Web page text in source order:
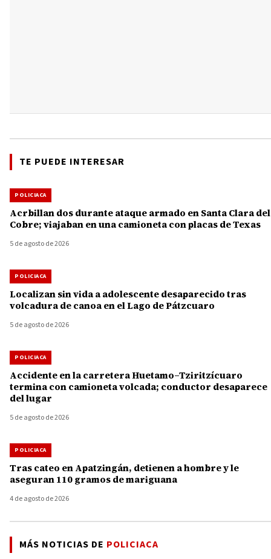
TE PUEDE INTERESAR
POLICIACA
Acrbillan dos durante ataque armado en Santa Clara del
Cobre; viajaban en una camioneta con placas de Texas
5 de agosto de 2026
POLICIACA
Localizan sin vida a adolescente desaparecido tras
volcadura de canoa en el Lago de Pátzcuaro
5 de agosto de 2026
POLICIACA
Accidente en la carretera Huetamo–Tziritzícuaro
termina con camioneta volcada; conductor desaparece
del lugar
5 de agosto de 2026
POLICIACA
Tras cateo en Apatzingán, detienen a hombre y le
aseguran 110 gramos de mariguana
4 de agosto de 2026
MÁS NOTICIAS DE POLICIACA